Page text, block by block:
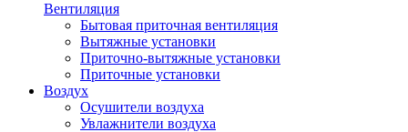
Вентиляция
Бытовая приточная вентиляция
Вытяжные установки
Приточно-вытяжные установки
Приточные установки
Воздух
Осушители воздуха
Увлажнители воздуха